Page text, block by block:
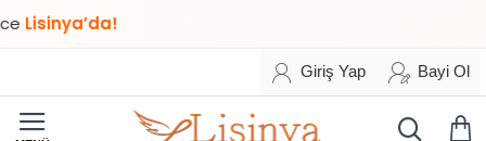
Giriş Yap Bayi Ol